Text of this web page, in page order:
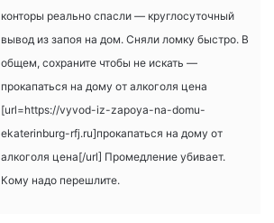
конторы реально спасли — круглосуточный
вывод из запоя на дом. Сняли ломку быстро. В
общем, сохраните чтобы не искать —
прокапаться на дому от алкоголя цена
[url=https://vyvod-iz-zapoya-na-domu-
ekaterinburg-rfj.ru]прокапаться на дому от
алкоголя цена[/url] Промедление убивает.
Кому надо перешлите.